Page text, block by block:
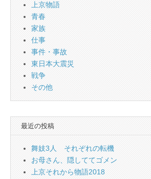
上京物語
青春
家族
仕事
事件・事故
東日本大震災
戦争
その他
最近の投稿
舞妓3人 それぞれの転機
お母さん、隠しててゴメン
上京それから物語2018